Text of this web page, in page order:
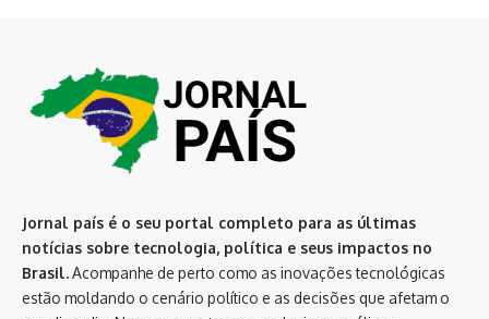
Jornal país é o seu portal completo para as últimas
notícias sobre tecnologia, política e seus impactos no
Brasil.Acompanhe de perto como as inovações tecnológicas
estão moldando o cenário político e as decisões que afetam o